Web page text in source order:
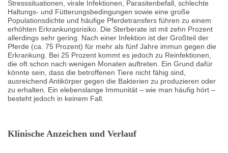
Stresssituationen, virale Infektionen, Parasitenbefall, schlechte
Haltungs- und Fütterungsbedingungen sowie eine große
Populationsdichte und häufige Pferdetransfers führen zu einem
erhöhten Erkrankungsrisiko. Die Sterberate ist mit zehn Prozent
allerdings sehr gering. Nach einer Infektion ist der Großteil der
Pferde (ca. 75 Prozent) für mehr als fünf Jahre immun gegen die
Erkrankung. Bei 25 Prozent kommt es jedoch zu Reinfektionen,
die oft schon nach wenigen Monaten auftreten. Ein Grund dafür
könnte sein, dass die betroffenen Tiere nicht fähig sind,
ausreichend Antikörper gegen die Bakterien zu produzieren oder
zu erhalten. Ein elebenslange Immunität – wie man häufig hört –
besteht jedoch in keinem Fall.
Klinische Anzeichen und Verlauf